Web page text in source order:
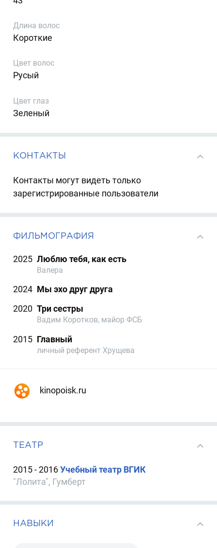
Длина волос
Короткие
Цвет волос
Русый
Цвет глаз
Зеленый
КОНТАКТЫ
Контакты могут видеть только
зарегистрированные пользователи
ФИЛЬМОГРАФИЯ
2025 Люблю тебя, как есть
Валера
2024 Мы эхо друг друга
2020 Три сестры
Вадим Коротков, майор ФСБ
2015 Главный
личный референт Хрущева
kinopoisk.ru
ТЕАТР
2015 - 2016Учебный театр ВГИК
"Лолита", Гумберт
НАВЫКИ